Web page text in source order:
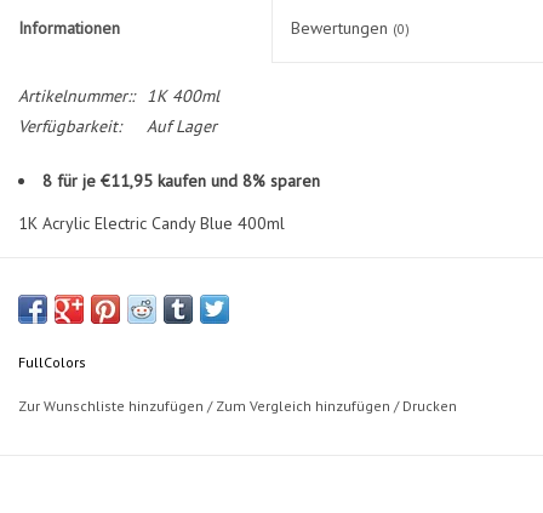
Informationen Bewertungen (0)
Artikelnummer::
1K 400ml
Verfügbarkeit:
Auf Lager
8 für je €11,95 kaufen und 8% sparen
1K Acrylic Electric Candy Blue 400ml
FullColors
Zur Wunschliste hinzufügen / Zum Vergleich hinzufügen / Drucken